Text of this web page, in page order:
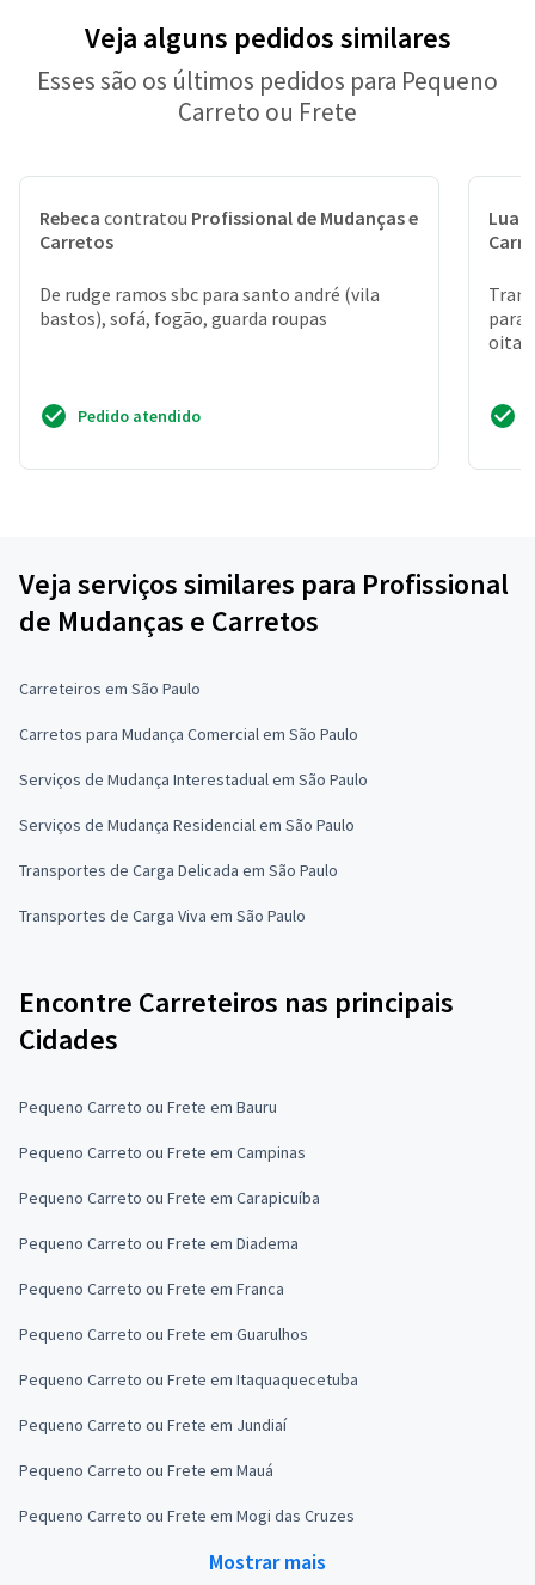
Veja alguns pedidos similares
Esses são os últimos pedidos para Pequeno
Carreto ou Frete
Rebeca contratou Profissional de Mudanças e
Carretos
De rudge ramos sbc para santo andré (vila
bastos), sofá, fogão, guarda roupas
Pedido atendido
para
Veja serviços similares para Profissional
de Mudanças e Carretos
Carreteiros em São Paulo
Carretos para Mudança Comercial em São Paulo
Serviços de Mudança Interestadual em São Paulo
Serviços de Mudança Residencial em São Paulo
Transportes de Carga Delicada em São Paulo
Transportes de Carga Viva em São Paulo
Encontre Carreteiros nas principais
Cidades
Pequeno Carreto ou Frete em Bauru
Pequeno Carreto ou Frete em Campinas
Pequeno Carreto ou Frete em Carapicuíba
Pequeno Carreto ou Frete em Diadema
Pequeno Carreto ou Frete em Franca
Pequeno Carreto ou Frete em Guarulhos
Pequeno Carreto ou Frete em Itaquaquecetuba
Pequeno Carreto ou Frete em Jundiaí
Pequeno Carreto ou Frete em Mauá
Pequeno Carreto ou Frete em Mogi das Cruzes
Mostrar mais